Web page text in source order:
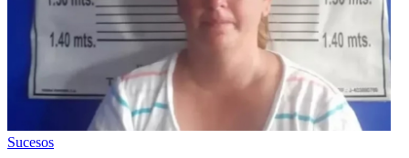
Sucesos